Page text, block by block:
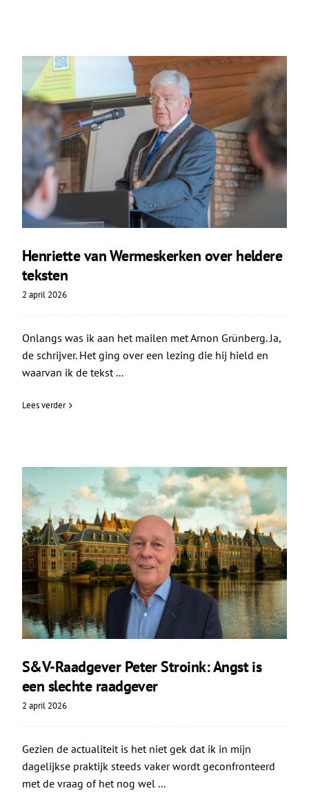
Henriette van Wermeskerken over heldere
teksten
2 april 2026
Onlangs was ik aan het mailen met Arnon Grünberg. Ja,
de schrijver. Het ging over een lezing die hij hield en
waarvan ik de tekst ...
Lees verder
S&V-Raadgever Peter Stroink: Angst is
een slechte raadgever
2 april 2026
Gezien de actualiteit is het niet gek dat ik in mijn
dagelijkse praktijk steeds vaker wordt geconfronteerd
met de vraag of het nog wel ...